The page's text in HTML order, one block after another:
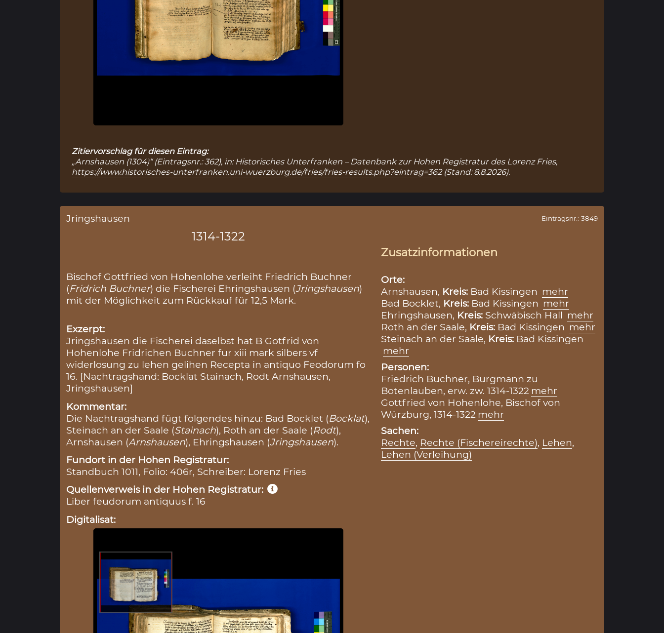
Zitiervorschlag für diesen Eintrag:
„Arnshausen (1304)“ (Eintragsnr.: 362), in: Historisches Unterfranken – Datenbank zur Hohen Registratur des Lorenz Fries,
https://www.historisches-unterfranken.uni-wuerzburg.de/fries/fries-results.php?eintrag=362(Stand: 8.8.2026).
Jringshausen
1314-1322
Bischof Gottfried von Hohenlohe verleiht Friedrich Buchner
(Fridrich Buchner) die Fischerei Ehringshausen (Jringshausen)
mit der Möglichkeit zum Rückkauf für 12,5 Mark.
Exzerpt:
Jringshausen die Fischerei daselbst hat B Gotfrid von
Hohenlohe Fridrichen Buchner fur xiii mark silbers vf
widerlosung zu lehen gelihen Recepta in antiquo Feodorum fo
16. [Nachtragshand: Bocklat Stainach, Rodt Arnshausen,
Jringshausen]
Kommentar:
Die Nachtragshand fügt folgendes hinzu: Bad Bocklet (Bocklat),
Steinach an der Saale (Stainach), Roth an der Saale (Rodt),
Arnshausen (Arnshausen), Ehringshausen (Jringshausen).
Fundort in der Hohen Registratur:
Standbuch 1011, Folio: 406r, Schreiber: Lorenz Fries
Quellenverweis in der Hohen Registratur:
Liber feudorum antiquus f. 16
Digitalisat:
Eintragsnr.: 3849
Zusatzinformationen
Orte:
Arnshausen, Kreis: Bad Kissingen mehr
Bad Bocklet, Kreis: Bad Kissingen mehr
Ehringshausen, Kreis: Schwäbisch Hall mehr
Roth an der Saale, Kreis: Bad Kissingen mehr
Steinach an der Saale, Kreis: Bad Kissingen
mehr
Personen:
Friedrich Buchner, Burgmann zu
Botenlauben, erw. zw. 1314-1322 mehr
Gottfried von Hohenlohe, Bischof von
Würzburg, 1314-1322 mehr
Sachen:
Rechte, Rechte (Fischereirechte), Lehen,
Lehen (Verleihung)